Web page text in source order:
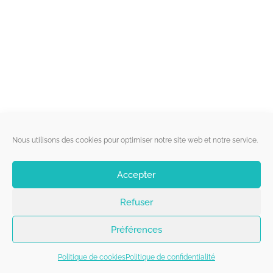
Nous utilisons des cookies pour optimiser notre site web et notre service.
Accepter
Refuser
Préférences
Politique de cookiesPolitique de confidentialité
Liens utiles
Qui sommes-nous ?
Politique de cookies
Copyright 2026 - Belgorage